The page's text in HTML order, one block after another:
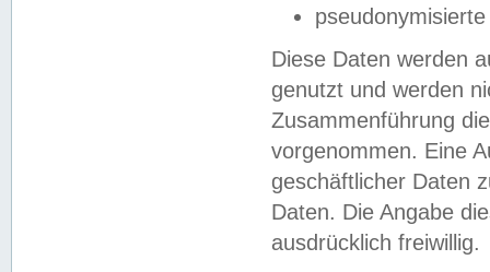
Diese Daten werden
genutzt und werden
Zusammenführung
vorgenommen. Eine
geschäftlicher Daten
Daten. Die Angabe
ausdrücklich freiwillig.